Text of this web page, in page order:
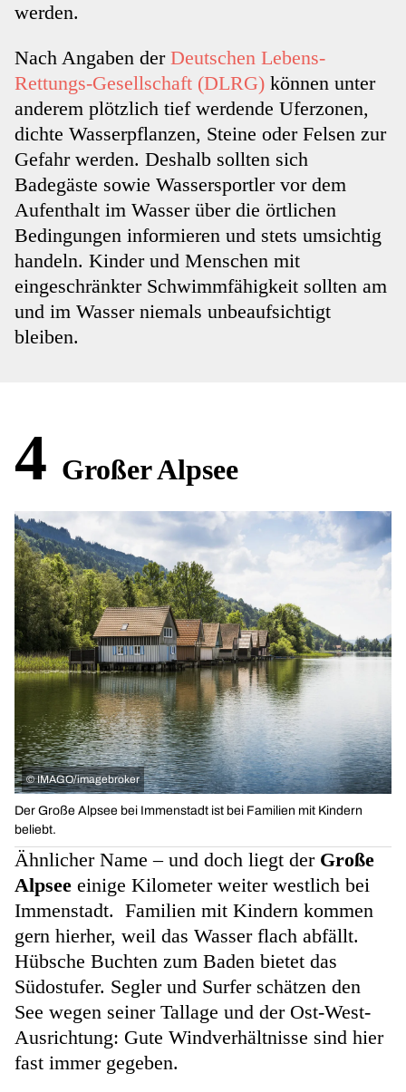
werden.
Nach Angaben der Deutschen Lebens-
Rettungs-Gesellschaft (DLRG) können unter
anderem plötzlich tief werdende Uferzonen,
dichte Wasserpflanzen, Steine oder Felsen zur
Gefahr werden. Deshalb sollten sich
Badegäste sowie Wassersportler vor dem
Aufenthalt im Wasser über die örtlichen
Bedingungen informieren und stets umsichtig
handeln. Kinder und Menschen mit
eingeschränkter Schwimmfähigkeit sollten am
und im Wasser niemals unbeaufsichtigt
bleiben.
4 Großer Alpsee
© IMAGO/imagebroker
Der Große Alpsee bei Immenstadt ist bei Familien mit Kindern
beliebt.
Ähnlicher Name – und doch liegt der Große
Alpsee einige Kilometer weiter westlich bei
Immenstadt. Familien mit Kindern kommen
gern hierher, weil das Wasser flach abfällt.
Hübsche Buchten zum Baden bietet das
Südostufer. Segler und Surfer schätzen den
See wegen seiner Tallage und der Ost-West-
Ausrichtung: Gute Windverhältnisse sind hier
fast immer gegeben.